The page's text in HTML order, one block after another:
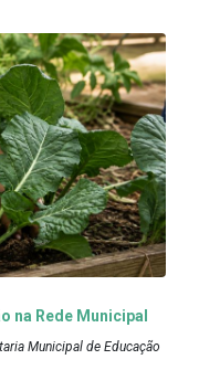
na Rede Municipal
Municipal de Educação